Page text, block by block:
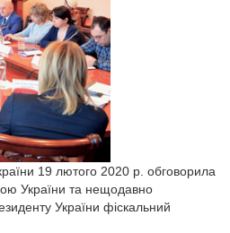
19 лютого 2020 р. обговорила
України та нещодавно
України фіскальний